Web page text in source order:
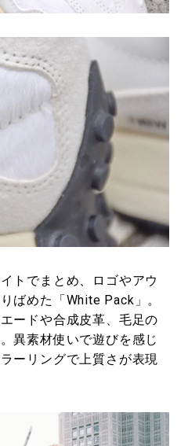
トでまとめ、ロゴやアウ
ばめた「White Pack」。
ードや合成皮革、毛足の
異素材使いで遊びを感じ
ーリングで上質さが表現